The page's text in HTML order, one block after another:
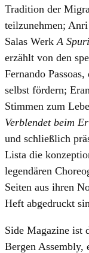
Tradition der
teilzunehmen;
Salas Werk A
erzählt von den
Fernando
selbst fördern;
Stimmen zum
Verblendet beim
und schließlich
Lista die
legendären
Seiten aus ihren
Heft abgedruckt
Side Magazine ist
Bergen Assembly,